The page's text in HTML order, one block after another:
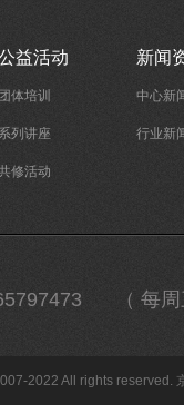
益活动
团体培训
系列讲座
修活动
新闻
中心新
行业新
（ 每周
2022 All rights reserved.